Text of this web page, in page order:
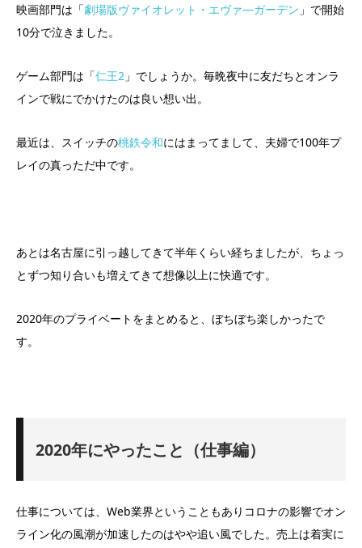
映画部門は「劇場版ヴァイオレット・エヴァ―ガーデン 」で開始
10分で泣きました。
ゲーム部門は「仁王2 」でしょうか。毎晩夜中に友だちとオンラ
インで戦にでかけたのは良い想い出。
最近は、スイッチの桃鉄令和にはまってまして、夫婦で100年プ
レイの真っただ中です。
あとは名古屋に引っ越してきて半年くらい経ちましたが、ちょっ
とずつ知り合いも増えてきて想像以上に快適です。
2020年のプライベートをまとめると、ぼちぼち楽しかったで
す。
2020年にやったこと（仕事編）
仕事については、Web業界ということもありコロナの影響でオン
ライン化の風潮が加速したのはやや追い風でした。売上は着実に